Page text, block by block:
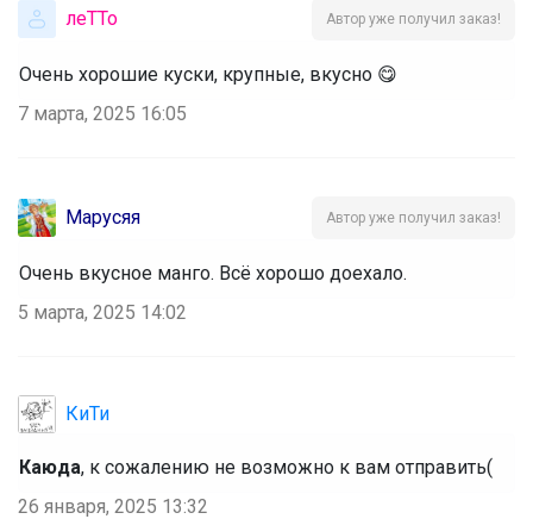
леТТо Автор уже получил заказ!
Очень хорошие куски, крупные, вкусно 😋
7 марта, 2025 16:05
Марусяя Автор уже получил заказ!
Очень вкусное манго. Всё хорошо доехало.
5 марта, 2025 14:02
КиТи
Каюда, к сожалению не возможно к вам отправить(
26 января, 2025 13:32